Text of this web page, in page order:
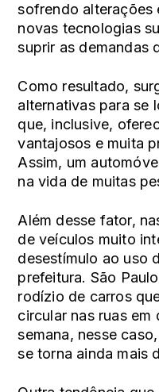
sofrendo alterações
novas tecnologias
suprir as demandas
Como resultado,
alternativas para se
que, inclusive,
vantajosos e muita
Assim, um
na vida de muitas
Além desse fator,
de veículos muito
desestímulo ao uso
prefeitura. São
rodízio de carros
circular nas ruas em
semana, nesse
se torna ainda mais